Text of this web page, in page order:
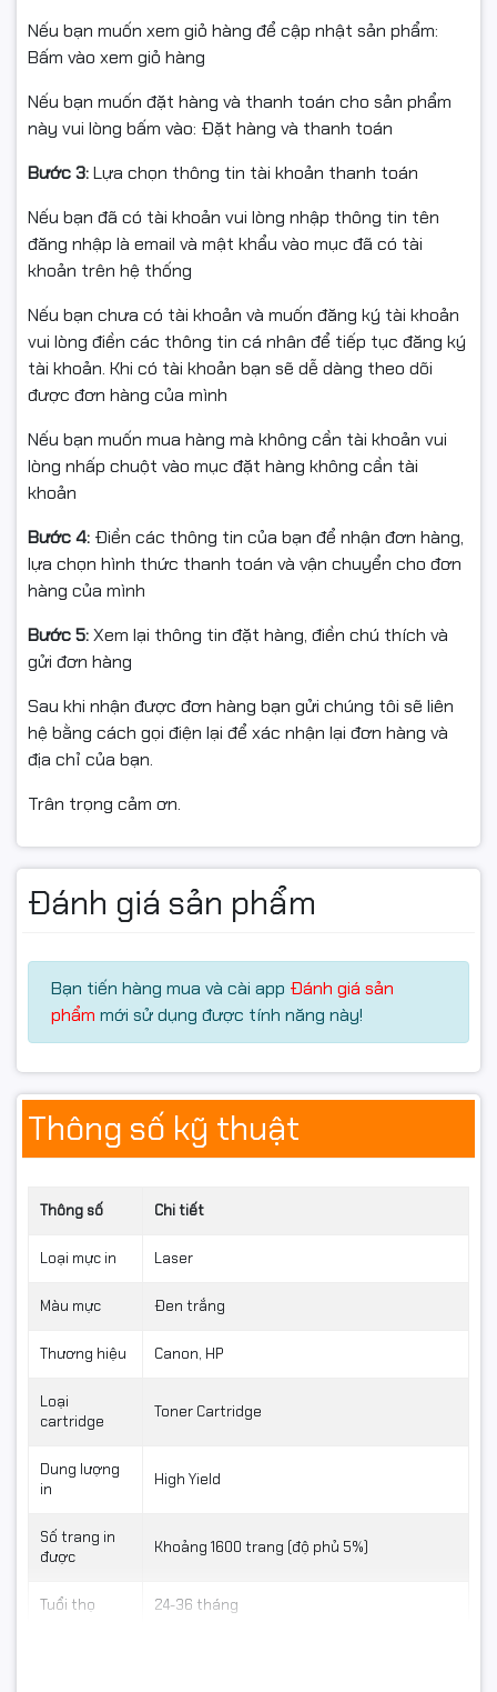
• Năng suất in: 11.000 trang A4 với độ phủ 5%
• Dùng hộp mực Star Ink giúp tiết kiệm 75% chi phí in
• Giao hàng toàn quốc, hỗ trợ kỹ thuật tận nơi tại Hà
Nội
• Bảo hành: 1 đổi 1 trong vòng 6 tháng hoặc đến hết
Thông tin sản phẩm
• Sản phẩm: Mực nguyên hộp máy in laser
• Hãng sản xuất: Star Ink
• Mã hộp mực: HP CF237A (37A)
• Dùng cho máy in: HP LaserJet Enterprise M607 /
M608 / M609 / M631 / M632 / M633
• Màu sắc: Black
• Dung lượng in: 11.000 trang A4 (độ phủ 5%)
OEM, đạt chứng nhận STMC, CE, REACH, ROHS, ISO
9001, ISO 14001
• Xuất khẩu sang các thị trường: Mỹ, Canada, EU, Nhật
Ưu điểm vượt trội
• Bản in sắc nét, đậm, rõ ràng, không lem mực
• Tương thích hoàn hảo với các dòng máy in HP
LaserJet Enterprise
• Tiết kiệm chi phí in ấn, ổn định trong quá trình sử
• Dễ lắp đặt, thay thế và bảo trì
• Phù hợp cho văn phòng, công ty, cửa hàng in ấn,
trường học
🚚 Ship COD Toàn Quốc
Hancomputer.vn hỗ trợ:
✔ Giao hàng toàn quốc
✔ Ship COD tận nơi
✔ Hỗ trợ kỹ thuật online nhanh chóng
📦 Giao nhanh tại Hà Nội và các tỉnh thành trên toàn
📞 Mua hộp mực HP 37A
Nếu bạn muốn xem giỏ hàng để cập nhật sản phẩm:
Bấm vào xem giỏ hàng
Nếu bạn muốn đặt hàng và thanh toán cho sản phẩm
này vui lòng bấm vào: Đặt hàng và thanh toán
Bước 3:Lựa chọn thông tin tài khoản thanh toán
Nếu bạn đã có tài khoản vui lòng nhập thông tin tên
đăng nhập là email và mật khẩu vào mục đã có tài
khoản trên hệ thống
Nếu bạn chưa có tài khoản và muốn đăng ký tài khoản
vui lòng điền các thông tin cá nhân để tiếp tục đăng ký
tài khoản. Khi có tài khoản bạn sẽ dễ dàng theo dõi
được đơn hàng của mình
Nếu bạn muốn mua hàng mà không cần tài khoản vui
lòng nhấp chuột vào mục đặt hàng không cần tài
khoản
Bước 4: Điền các thông tin của bạn để nhận đơn hàng,
lựa chọn hình thức thanh toán và vận chuyển cho đơn
hàng của mình
Bước 5:Xem lại thông tin đặt hàng, điền chú thích và
gửi đơn hàng
Sau khi nhận được đơn hàng bạn gửi chúng tôi sẽ liên
hệ bằng cách gọi điện lại để xác nhận lại đơn hàng và
địa chỉ của bạn.
Trân trọng cảm ơn.
Đánh giá sản phẩm
Bạn tiến hàng mua và cài app Đánh giá sản
phẩm mới sử dụng được tính năng này!
Thông số kỹ thuật
Thông số Chi tiết
Loại mực in Laser
Màu mực Đen trắng
Thương hiệu Canon, HP
Loại
cartridge
Toner Cartridge
Dung lượng
in
High Yield
Số trang in
được
Khoảng 1600 trang (độ phủ 5%)
Tuổi thọ 24-36 tháng